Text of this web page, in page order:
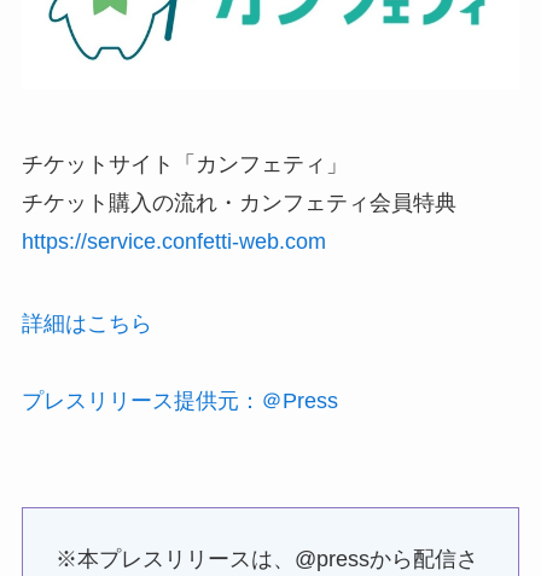
チケットサイト「カンフェティ」
チケット購入の流れ・カンフェティ会員特典
https://service.confetti-web.com
詳細はこちら
プレスリリース提供元：＠Press
※本プレスリリースは、@pressから配信さ